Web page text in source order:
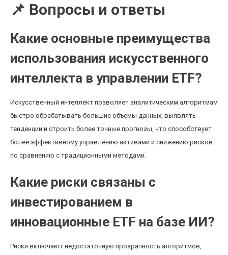
📌 Вопросы и ответы
Какие основные преимущества
использования искусственного
интеллекта в управлении ETF?
Искусственный интеллект позволяет аналитическим алгоритмам
быстро обрабатывать большие объемы данных, выявлять
тенденции и строить более точные прогнозы, что способствует
более эффективному управлению активами и снижению рисков
по сравнению с традиционными методами.
Какие риски связаны с
инвестированием в
инновационные ETF на базе ИИ?
Риски включают недостаточную прозрачность алгоритмов,